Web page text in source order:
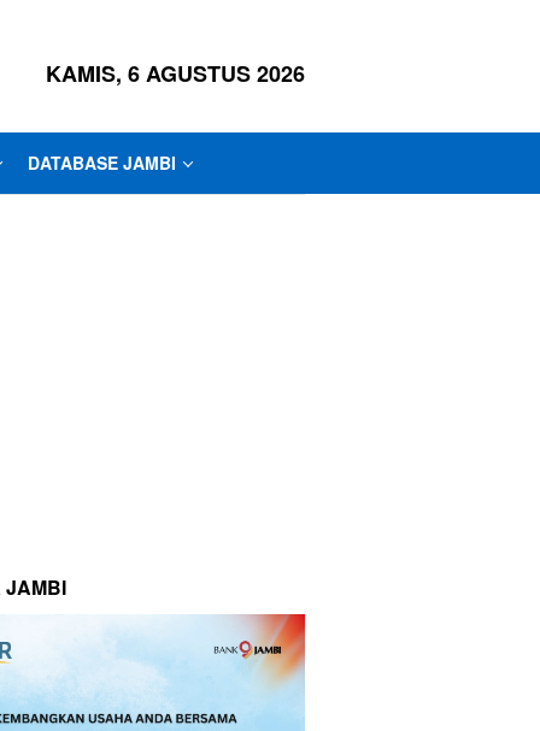
KAMIS, 6 AGUSTUS 2026
DATABASE JAMBI